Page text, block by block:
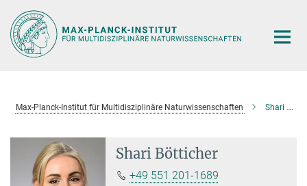
Hauptinhalt
Max-Planck-Institut für Multidisziplinäre Naturwissenschaften Shari Bötticher
Shari Bötticher
+49 551 201-1689